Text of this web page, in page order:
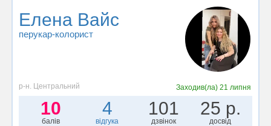
Елена Вайс
перукар-колорист
р-н. Центральний Заходив(ла) 21 липня
10
балів
4
відгука
101
дзвінок
25 р.
досвід